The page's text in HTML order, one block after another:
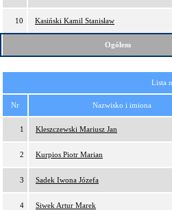
10 Kasiński Kamil Stanisław
Ogółem
Lista
Nr Nazwisko i imiona
1 Kleszczewski Mariusz Jan
2 Kurpios Piotr Marian
3 Sadek Iwona Józefa
4 Siwek Artur Marek